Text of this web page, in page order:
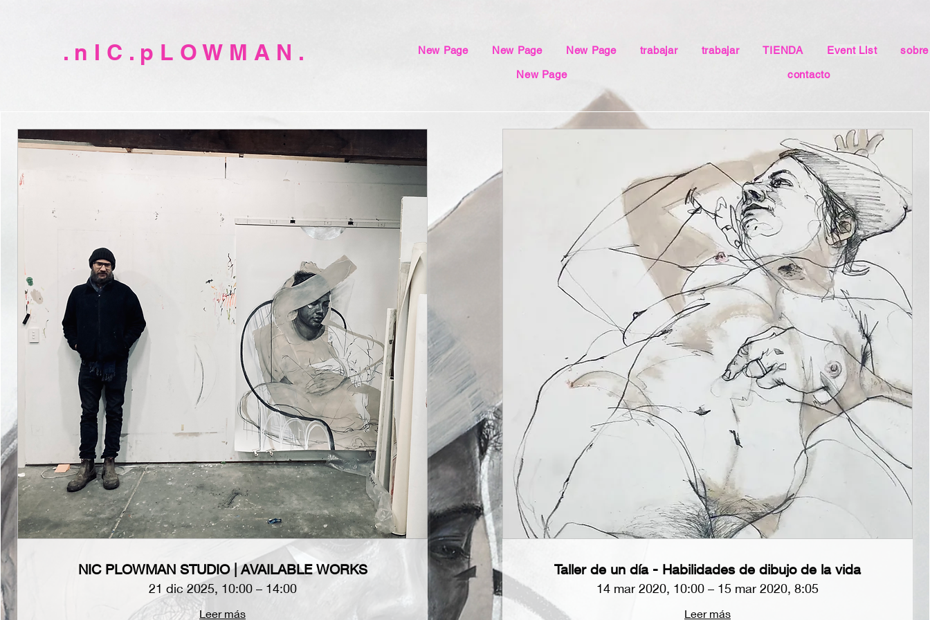
. n I C . p L O W M A N . New Page New Page New Page trabajar trabajar TIENDA Event List sobre
New Page contacto
NIC PLOWMAN STUDIO | AVAILABLE WORKS
21 dic 2025, 10:00 – 14:00
Leer más
Taller de un día - Habilidades de dibujo de la vida
14 mar 2020, 10:00 – 15 mar 2020, 8:05
Leer más